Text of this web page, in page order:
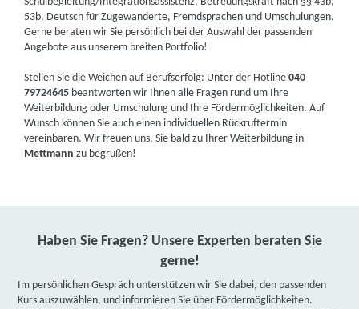
53b, Deutsch für Zugewanderte, Fremdsprachen und Umschulungen.
Gerne beraten wir Sie persönlich bei der Auswahl der passenden
Angebote aus unserem breiten Portfolio!
Stellen Sie die Weichen auf Berufserfolg: Unter der Hotline040
79724645 beantworten wir Ihnen alle Fragen rund um Ihre
Weiterbildung oder Umschulung und Ihre Fördermöglichkeiten. Auf
Wunsch können Sie auch einen individuellen Rückruftermin
vereinbaren. Wir freuen uns, Sie bald zu Ihrer Weiterbildung in
Mettmann zu begrüßen!
Haben Sie Fragen? Unsere Experten beraten Sie
gerne!
Im persönlichen Gespräch unterstützen wir Sie dabei, den passenden
Kurs auszuwählen, und informieren Sie über Fördermöglichkeiten.